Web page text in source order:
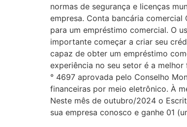
normas de segurança e licenças
empresa. Conta bancária
para um empréstimo comercial. O
importante começar a criar seu
capaz de obter um empréstimo
experiência no seu setor é a
° 4697 aprovada pelo Conselho
financeiras por meio eletrônico. À
Neste mês de outubro/2024 o
sua empresa conosco e ganhe 01